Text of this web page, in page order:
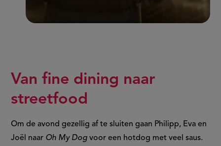
Van fine dining naar
streetfood
Om de avond gezellig af te sluiten gaan Philipp, Eva en
Joël naar Oh My Dog voor een hotdog met veel saus.